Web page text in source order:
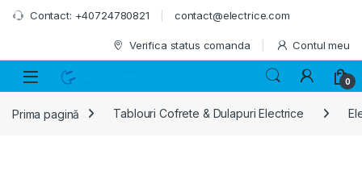
Skip to navigation
Skip to content
Contact: +40724780821 contact@electrice.com
Verifica status comanda Contul meu
0
Prima pagină Tablouri Cofrete & Dulapuri Electrice